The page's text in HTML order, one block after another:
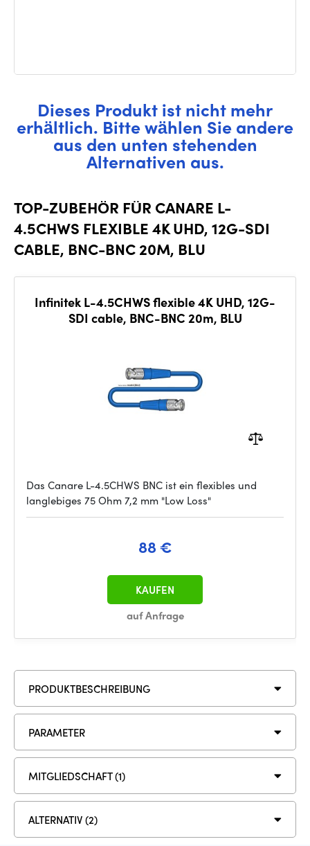
Dieses Produkt ist nicht mehr
erhältlich. Bitte wählen Sie andere
aus den unten stehenden
Alternativen aus.
TOP-ZUBEHÖR FÜR CANARE L-
4.5CHWS FLEXIBLE 4K UHD, 12G-SDI
CABLE, BNC-BNC 20M, BLU
Infinitek L-4.5CHWS flexible 4K UHD, 12G-
SDI cable, BNC-BNC 20m, BLU
Das Canare L-4.5CHWS BNC ist ein flexibles und
langlebiges 75 Ohm 7,2 mm "Low Loss"
88 €
auf Anfrage
KAUFEN
PRODUKTBESCHREIBUNG
PARAMETER
MITGLIEDSCHAFT (1)
ALTERNATIV (2)